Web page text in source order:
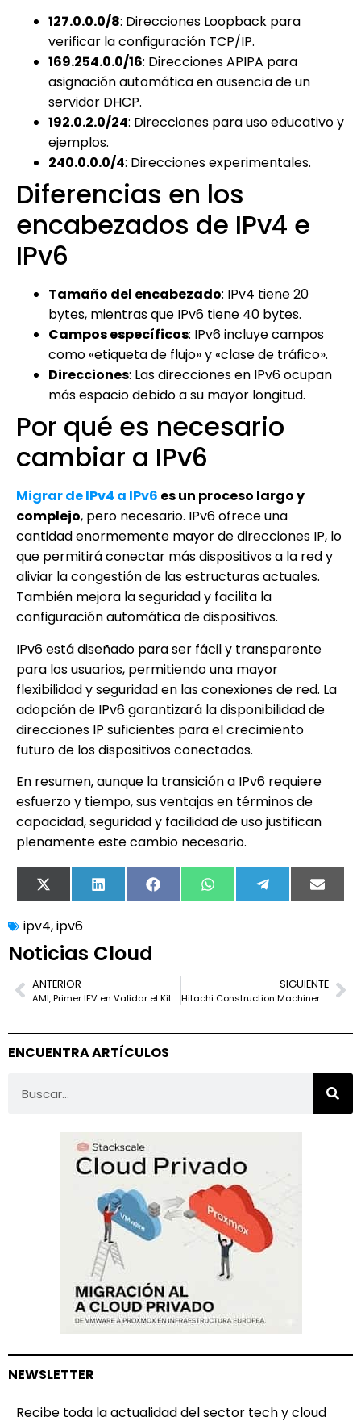
127.0.0.0/8: Direcciones Loopback para
verificar la configuración TCP/IP.
169.254.0.0/16: Direcciones APIPA para
asignación automática en ausencia de un
servidor DHCP.
192.0.2.0/24: Direcciones para uso educativo y
ejemplos.
240.0.0.0/4: Direcciones experimentales.
Diferencias en los
encabezados de IPv4 e
IPv6
Tamaño del encabezado: IPv4 tiene 20
bytes, mientras que IPv6 tiene 40 bytes.
Campos específicos: IPv6 incluye campos
como «etiqueta de flujo» y «clase de tráfico».
Direcciones: Las direcciones en IPv6 ocupan
más espacio debido a su mayor longitud.
Por qué es necesario
cambiar a IPv6
Migrar de IPv4 a IPv6 es un proceso largo y
complejo, pero necesario. IPv6 ofrece una
cantidad enormemente mayor de direcciones IP, lo
que permitirá conectar más dispositivos a la red y
aliviar la congestión de las estructuras actuales.
También mejora la seguridad y facilita la
configuración automática de dispositivos.
IPv6 está diseñado para ser fácil y transparente
para los usuarios, permitiendo una mayor
flexibilidad y seguridad en las conexiones de red. La
adopción de IPv6 garantizará la disponibilidad de
direcciones IP suficientes para el crecimiento
futuro de los dispositivos conectados.
En resumen, aunque la transición a IPv6 requiere
esfuerzo y tiempo, sus ventajas en términos de
capacidad, seguridad y facilidad de uso justifican
plenamente este cambio necesario.
X
(Twitter)
LinkedIn FacebookWhatsApp TelegramEmail
ipv4,ipv6
Noticias Cloud
ANTERIOR
AMI, Primer IFV en Validar el Kit de Software NVIDIA en Servidores MGX
SIGUIENTE
Hitachi Construction Machinery impulsa su transformación digital al migrar sistemas a la infraestructura en la nube de Oracle
ENCUENTRA ARTÍCULOS
NEWSLETTER
Recibe toda la actualidad del sector tech y cloud